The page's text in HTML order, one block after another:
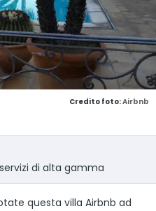
Credito foto:Airbnb
di alta gamma
questa villa Airbnb ad